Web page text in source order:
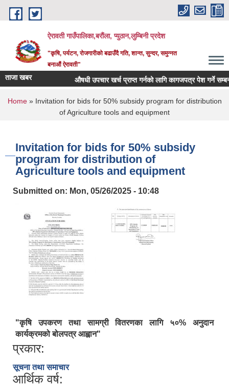
Skip to main content
ऐरावती गाउँपालिका,बरौंला, प्युठान,लुम्बिनी प्रदेश
"कृषि, पर्यटन, रोजगारीको बढाउँदै गति, शान्त, सुन्दर, समुन्नत
बनाऔं ऐरावती"
ताजा खबर औषधी उपचार खर्च प्राप्त गर्नको लागि कागजपत्र पेश गर्ने
You are here
Home» Invitation for bids for 50% subsidy program for distribution
of Agriculture tools and equipment
Invitation for bids for 50% subsidy
program for distribution of
Agriculture tools and equipment
Submitted on: Mon, 05/26/2025 - 10:48
"कृषि उपकरण तथा सामग्री वितरणका लागि ५०% अनुदान
कार्यक्रमको बोलपत्र आह्वान"
प्रकार:
सूचना तथा समाचार
आर्थिक वर्ष: